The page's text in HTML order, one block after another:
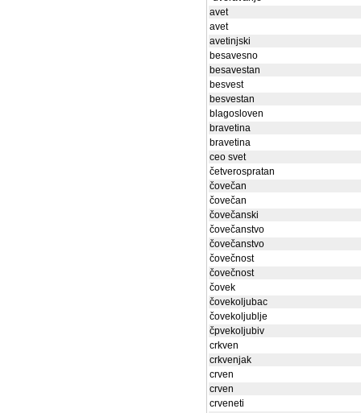
avet
avet
avetinjski
besavesno
besavestan
besvest
besvestan
blagosloven
bravetina
bravetina
ceo svet
četverospratan
čovečan
čovečan
čovečanski
čovečanstvo
čovečanstvo
čovečnost
čovečnost
čovek
čovekoljubac
čovekoljublje
čpvekoljubiv
crkven
crkvenjak
crven
crven
crveneti